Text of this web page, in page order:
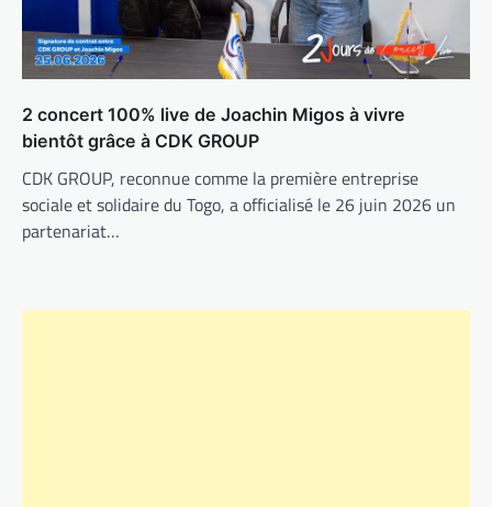
2 concert 100% live de Joachin Migos à vivre
bientôt grâce à CDK GROUP
CDK GROUP, reconnue comme la première entreprise
sociale et solidaire du Togo, a officialisé le 26 juin 2026 un
partenariat…